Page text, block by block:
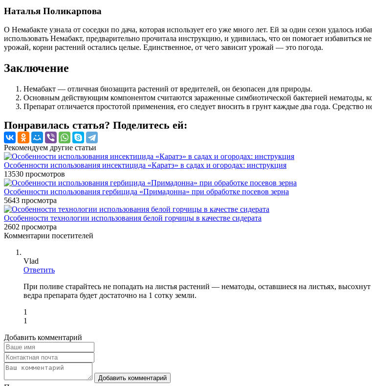
Наталья Поликарпова
О Немабакте узнала от соседки по дача, которая использует его уже много лет. Ей за один сезон удалось
использовать Немабакт, предварительно прочитала инструкцию, и удивилась, что он помогает
урожай, корни растений остались целые. Единственное, от чего зависит урожай — это погода.
Заключение
Немабакт — отличная биозащита растений от вредителей, он безопасен для природы.
Основным действующим компонентом считаются зараженные симбиотической бактерией нематоды,
Препарат отличается простотой применения, его следует вносить в грунт каждые два года. Средство
Понравилась статья? Поделитесь ей:
Рекомендуем другие статьи
Особенности использования инсектицида «Каратэ» в садах и огородах: инструкция
13530 просмотров
Особенности использования гербицида «Примадонна» при обработке посевов зерна
5643 просмотра
Особенности технологии использования белой горчицы в качестве сидерата
2602 просмотра
Комментарии посетителей
Vlad
Ответить
При поливе старайтесь не попадать на листья растений — нематоды, оставшиеся на листьях,
ведра препарата будет достаточно на 1 сотку земли.
1
1
Добавить комментарий